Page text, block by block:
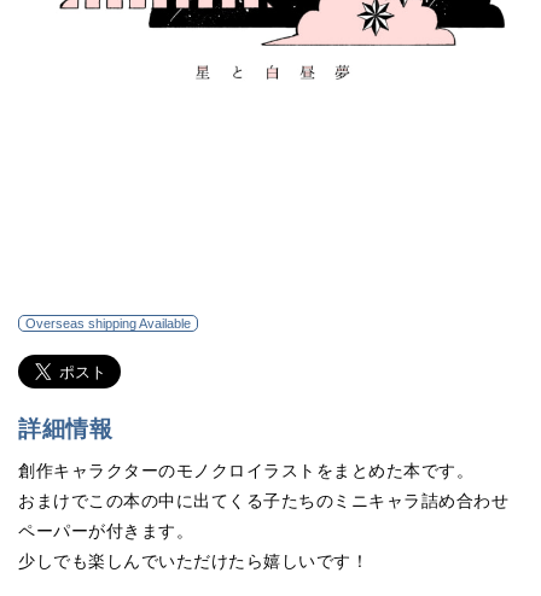
Overseas shipping Available
詳細情報
創作キャラクターのモノクロイラストをまとめた本です。
おまけでこの本の中に出てくる子たちのミニキャラ詰め合わせ
ペーパーが付きます。
少しでも楽しんでいただけたら嬉しいです！